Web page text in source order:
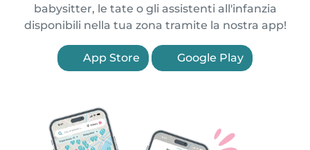
babysitter, le tate o gli assistenti all'infanzia
disponibili nella tua zona tramite la nostra app!
App Store Google Play